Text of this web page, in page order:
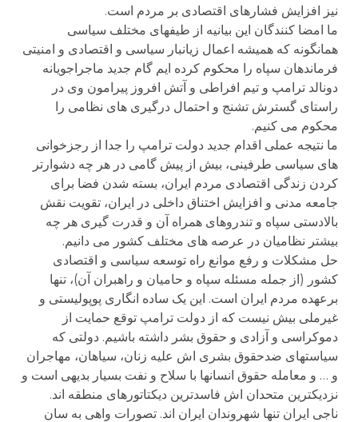
نیز افزایش فشارهای اقتصادی بر مردم است.
ما امضا کنندگان این بیانیه از طیفهای مختلف سیاسی
همانگونه که همیشه اعمال زیانبار سیاسی و اقتصادی و امنیتی
فرماندهان سپاه را محکوم کرده ایم گام جدید ماجراجویانه
دونالد ترامپ و تیم افراطی و آتش افروز پیرامون وی در
راستای گسترش تشنج و احتمال درگیری های نظامی را
محکوم می کنیم.
ما نتیجه عملی اقدام جدید دولت ترامپ را جدا از رجزخوانی
های سیاسی طرفینی، بیش از پیش گامی در هر چه دشوارتر
کردن زندگی اقتصادی مردم ایران، بسته شدن فضا برای
جامعه مدنی و افزایش اختناق داخلی در ایران، تقویت نقش
بالادستی سپاه و تندروهای همراه آن و قدرت گیری هر چه
بیشتر نظامیان در عرصه های مختلف کشور می دانیم.
حل مشکلات و رفع موانع راه توسعه سیاسی و اقتصادی
کشور (از جمله مسئله سپاه و حامیان و راهبران آن)، تنها
برعهده مردم ایران است. این یک ساده انگاری پوپولیستی و
غیرملی بیش نیست که از دولت ترامپ توقع حمایت از
دموکراسی و آزادی و حقوق بشر داشته باشیم. دولتی که
سیاستهای ضدحقوق بشری اش علیه زنان، سیاهان، مهاجران
و … و معامله حقوق انسانها با سلاح و نفت بسیار بدیهی است و
نزدیکترین متحدان اش فاسدترین دیکتاتورهای منطقه اند.
ناجی ایران تنها شهروندان ایران اند. تصورات واهی به سان